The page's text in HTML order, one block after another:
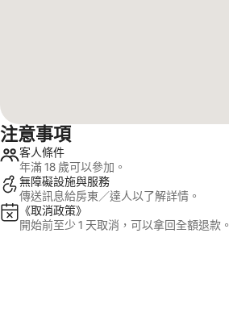
注意事項
客人條件
年滿 18 歲可以參加。
無障礙設施與服務
傳送訊息給房東／達人以了解詳情。
《取消政策》
開始前至少 1 天取消，可以拿回全額退款。